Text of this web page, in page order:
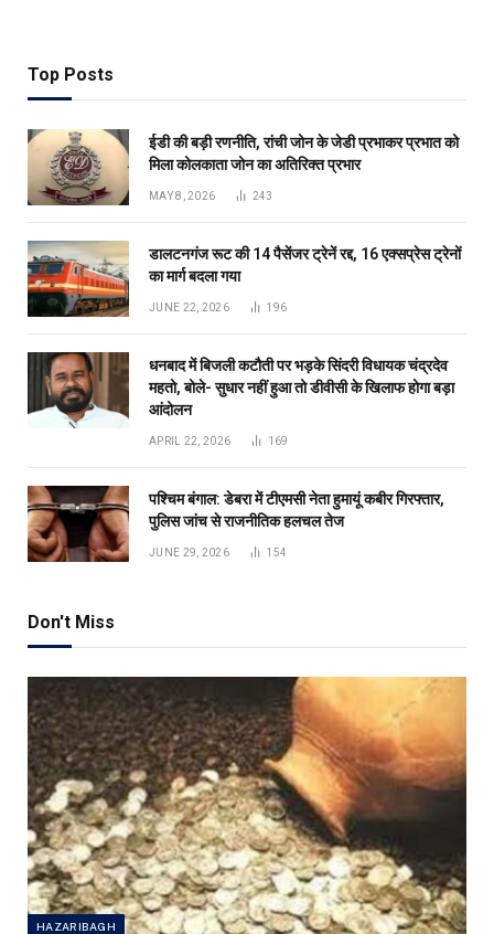
Top Posts
ईडी की बड़ी रणनीति, रांची जोन के जेडी प्रभाकर प्रभात को
मिला कोलकाता जोन का अतिरिक्त प्रभार
MAY 8, 2026 243
डालटनगंज रूट की 14 पैसेंजर ट्रेनें रद्द, 16 एक्सप्रेस ट्रेनों
का मार्ग बदला गया
JUNE 22, 2026 196
धनबाद में बिजली कटौती पर भड़के सिंदरी विधायक चंद्रदेव
महतो, बोले- सुधार नहीं हुआ तो डीवीसी के खिलाफ होगा बड़ा
आंदोलन
APRIL 22, 2026 169
पश्चिम बंगाल: डेबरा में टीएमसी नेता हुमायूं कबीर गिरफ्तार,
पुलिस जांच से राजनीतिक हलचल तेज
JUNE 29, 2026 154
Don't Miss
HAZARIBAGH